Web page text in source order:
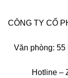
CÔNG TY CỔ
Văn phòng: 55
Hotline –